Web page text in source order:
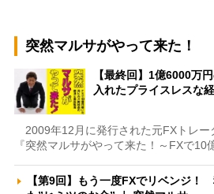
突然マルサがやって来た！
【最終回】1億6000万
入れたプライスレスな
2009年12月に発行された元FXトレー
『突然マルサがやって来た！～FXで10
【第9回】もう一度FXでリベンジ